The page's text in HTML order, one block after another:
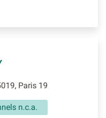
Paris 19
n.c.a.